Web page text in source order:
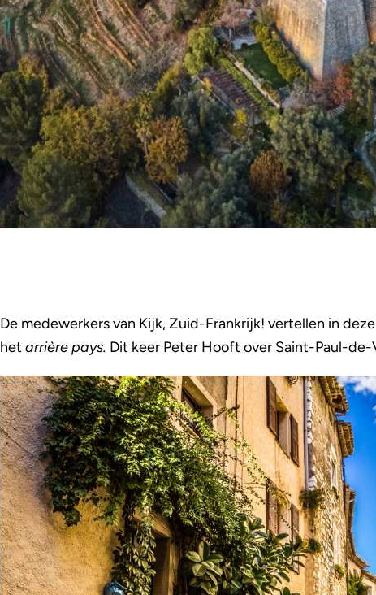
De medewerkers van Kijk, Zuid-Frankrijk! vertellen in
het arrière pays. Dit keer Peter Hooft over Saint-Paul-